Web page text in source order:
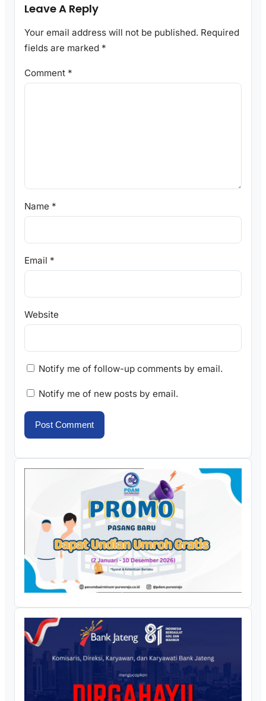
Leave A Reply
Your email address will not be published. Required
fields are marked *
Comment *
Name *
Email *
Website
Notify me of follow-up comments by email.
Notify me of new posts by email.